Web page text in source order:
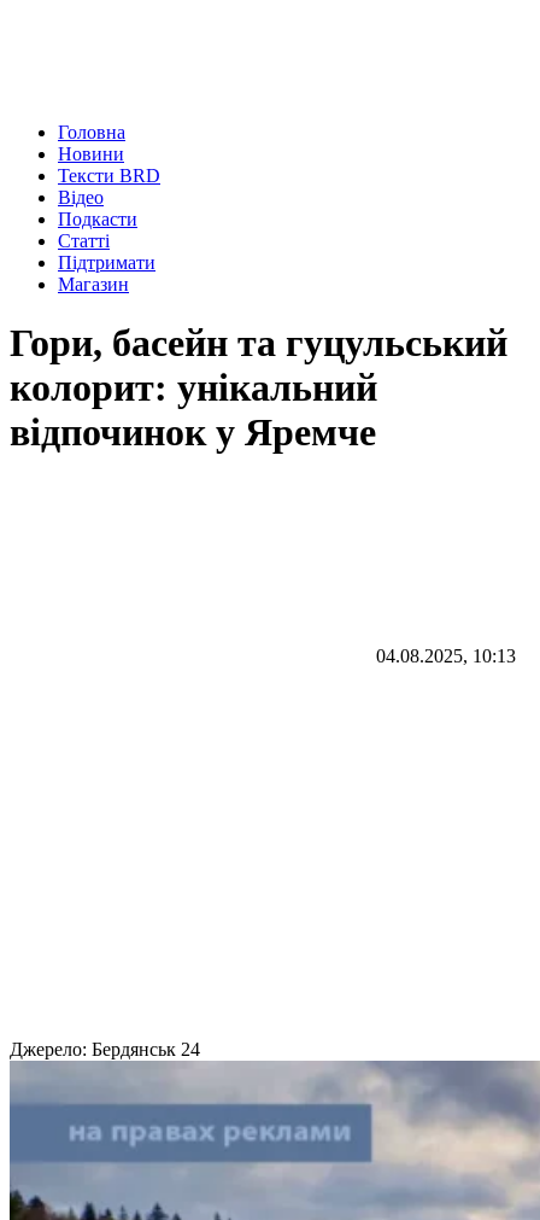
Головна
Новини
Тексти BRD
Відео
Подкасти
Статті
Підтримати
Магазин
Гори, басейн та гуцульський
колорит: унікальний
відпочинок у Яремче
04.08.2025, 10:13
Джерело: Бердянськ 24